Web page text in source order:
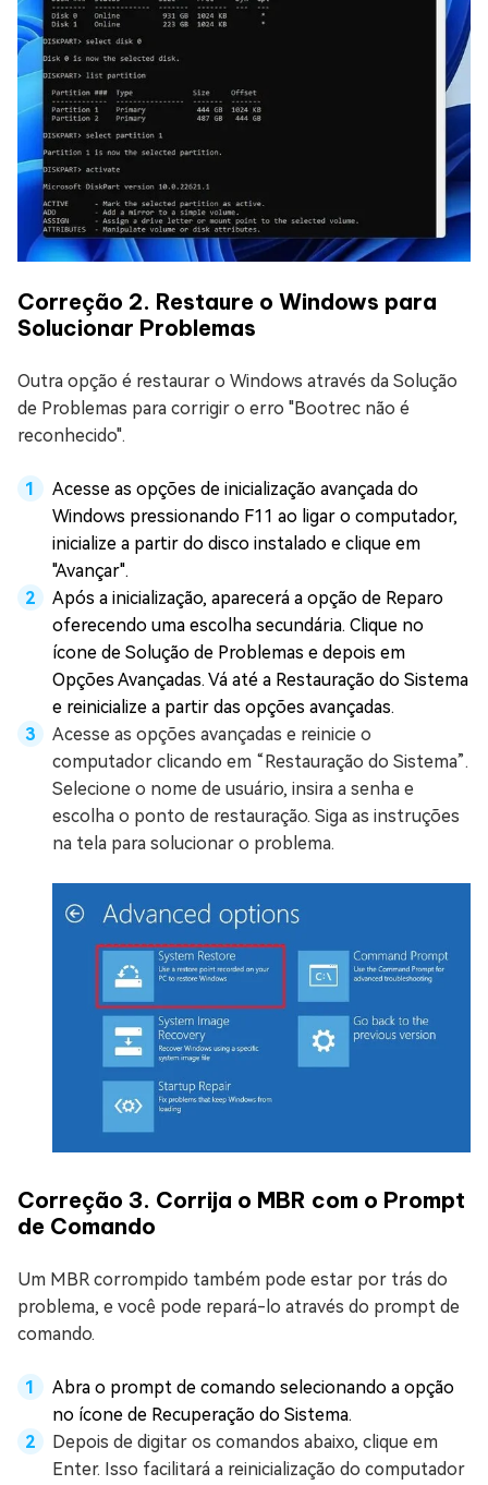
Correção 2. Restaure o Windows para
Solucionar Problemas
Outra opção é restaurar o Windows através da Solução
de Problemas para corrigir o erro "Bootrec não é
reconhecido".
Acesse as opções de inicialização avançada do
Windows pressionando F11 ao ligar o computador,
inicialize a partir do disco instalado e clique em
"Avançar".
Após a inicialização, aparecerá a opção de Reparo
oferecendo uma escolha secundária. Clique no
ícone de Solução de Problemas e depois em
Opções Avançadas. Vá até a Restauração do Sistema
e reinicialize a partir das opções avançadas.
Acesse as opções avançadas e reinicie o
computador clicando em “Restauração do Sistema”.
Selecione o nome de usuário, insira a senha e
escolha o ponto de restauração. Siga as instruções
na tela para solucionar o problema.
Correção 3. Corrija o MBR com o Prompt
de Comando
Um MBR corrompido também pode estar por trás do
problema, e você pode repará-lo através do prompt de
comando.
Abra o prompt de comando selecionando a opção
no ícone de Recuperação do Sistema.
Depois de digitar os comandos abaixo, clique em
Enter. Isso facilitará a reinicialização do computador